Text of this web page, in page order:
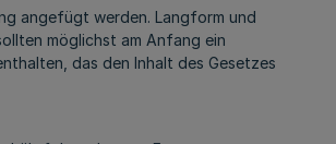
angefügt werden. Langform und
möglichst am Anfang ein
das den Inhalt des Gesetzes